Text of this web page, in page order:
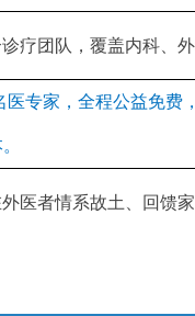
团队，覆盖内科、
专家，全程公益免
者情系故土、回馈